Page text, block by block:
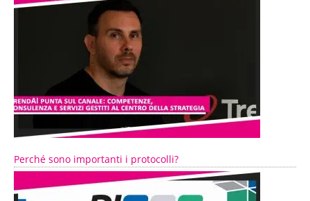
Perché sono importanti i protocolli?